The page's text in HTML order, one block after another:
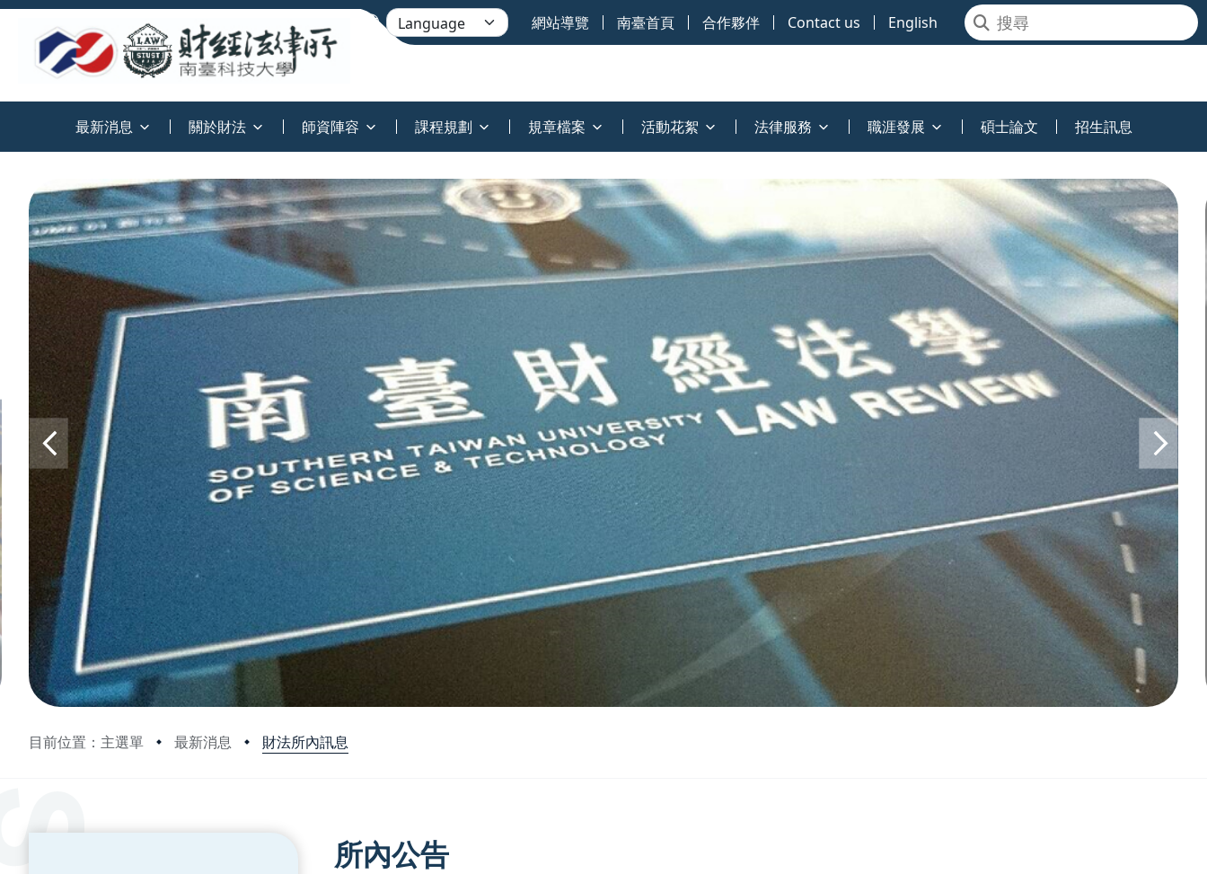
網站導覽 南臺首頁 合作夥伴 Contact us English
最新消息 關於財法 師資陣容 課程規劃 規章檔案 活動花絮 法律服務 職涯發展 碩士論文 招生訊息
目前位置：主選單 最新消息 財法所內訊息
:::
所內公告